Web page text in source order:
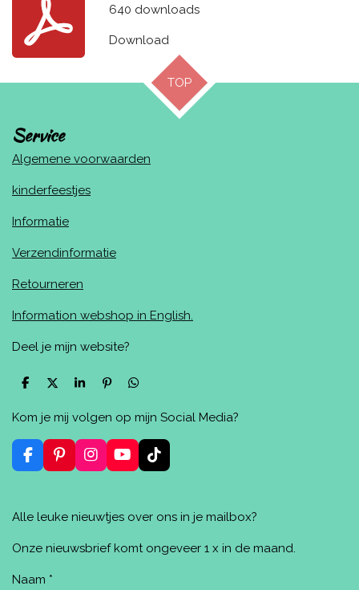
640 downloads
Download
TOP
Service
Algemene voorwaarden
kinderfeestjes
Informatie
Verzendinformatie
Retourneren
Information webshop in English.
Deel je mijn website?
D
e
D
l
S
r
P
n
n
D
e
Kom je mij volgen op mijn Social Media?
F
a
b
o
P
i
e
e
I
n
a
r
Y
o
u
e
T
i
o
Alle leuke nieuwtjes over ons in je mailbox?
Onze nieuwsbrief komt ongeveer 1 x in de maand.
Naam *